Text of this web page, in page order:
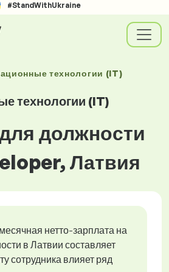
#StandWithUkraine
технологии (IT)
технологии (IT)
должности
Латвия
нетто-зарплата на
в Латвии составляет
сотрудника влияет ряд